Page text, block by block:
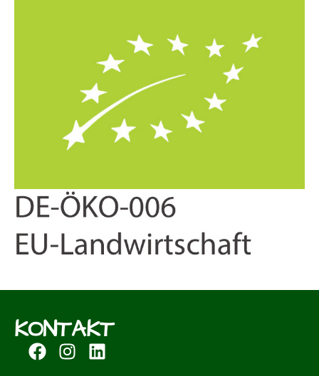
KONTAKT